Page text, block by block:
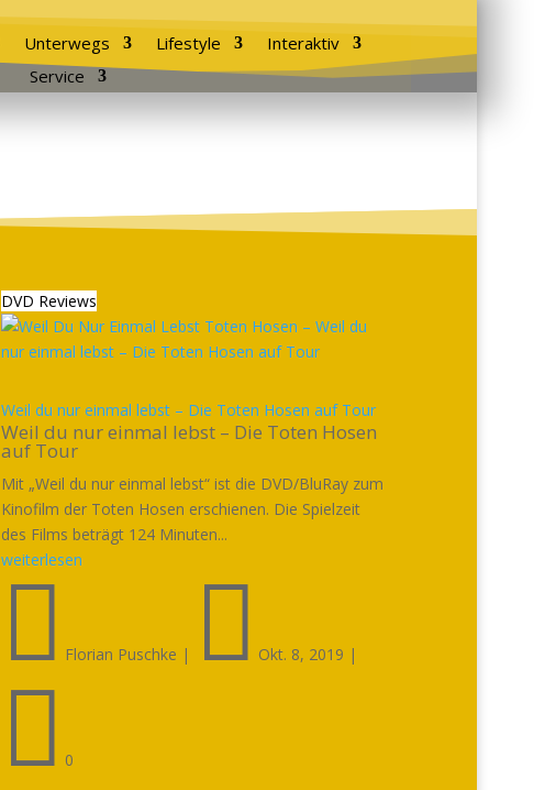
Unterwegs Lifestyle
Interaktiv
Service
DVD Reviews
Weil du nur einmal lebst – Die Toten Hosen auf Tour
Weil du nur einmal lebst – Die Toten Hosen
auf Tour
Mit „Weil du nur einmal lebst“ ist die DVD/BluRay zum
Kinofilm der Toten Hosen erschienen. Die Spielzeit
des Films beträgt 124 Minuten...
weiterlesen
 Florian Puschke |  Okt. 8, 2019 |
 0